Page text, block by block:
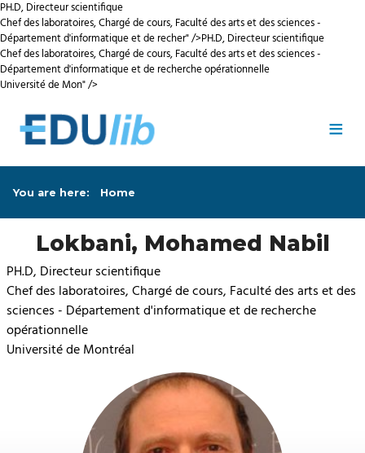
PH.D, Directeur scientifique
Chef des laboratoires, Chargé de cours, Faculté des arts et des sciences -
Département d'informatique et de recher" />PH.D, Directeur scientifique
Chef des laboratoires, Chargé de cours, Faculté des arts et des sciences -
Département d'informatique et de recherche opérationnelle
Université de Mon" />
≡
You are here: Home
Lokbani, Mohamed Nabil
PH.D, Directeur scientifique
Chef des laboratoires, Chargé de cours, Faculté des arts et des
sciences - Département d'informatique et de recherche
opérationnelle
Université de Montréal